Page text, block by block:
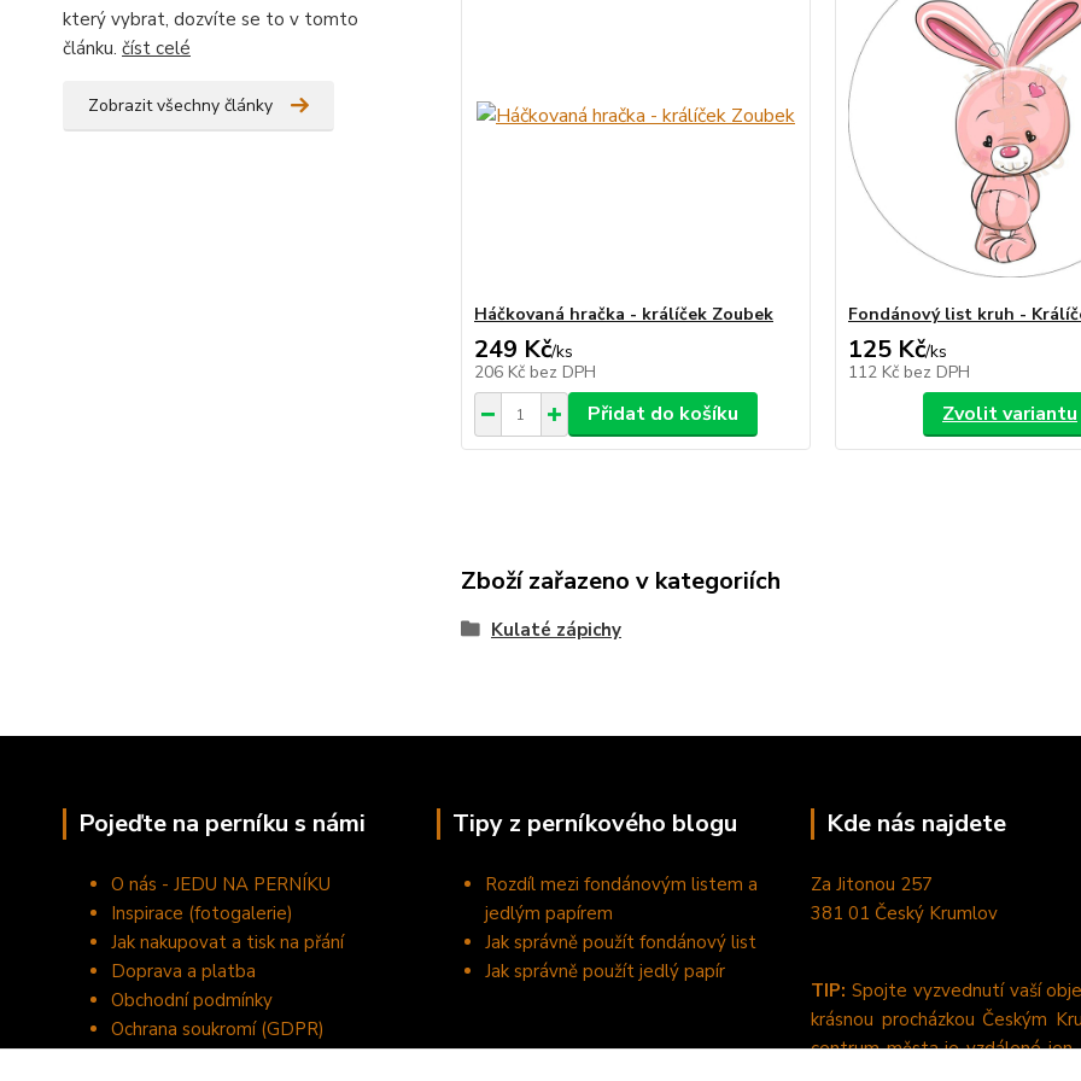
který vybrat, dozvíte se to v tomto
článku. číst celé
Zobrazit všechny články
Háčkovaná hračka - králíček Zoubek
249 Kč/ks
206 Kč bez DPH
Přidat do košíku
Fondánový list kruh -
125 Kč/ks
112 Kč bez DPH
Zvolit variantu
Zboží zařazeno v kategoriích
Kulaté zápichy
Pojeďte na perníku s námi
O nás - JEDU NA PERNÍKU
Inspirace (fotogalerie)
Jak nakupovat a tisk na přání
Doprava a platba
Obchodní podmínky
Ochrana soukromí (GDPR)
Tipy z perníkového blogu
Rozdíl mezi fondánovým listem a
jedlým papírem
Jak správně použít fondánový list
Jak správně použít jedlý papír
Kde nás najdete
Za Jitonou 257
381 01 Český Krumlov
TIP: Spojte vyzvednutí vaší
krásnou procházkou Českým
centrum města je vzdálené jen